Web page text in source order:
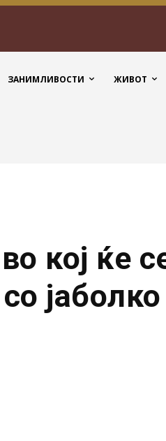
ЗАНИМЛИВОСТИ ЖИВОТ
кој ќе